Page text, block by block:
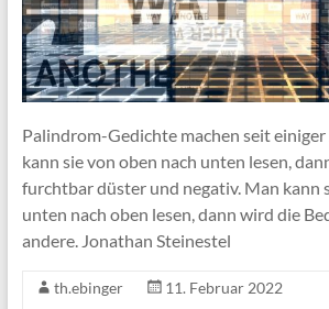
Palindrom-Gedichte machen seit
kann sie von oben nach unten lesen,
furchtbar düster und negativ. Man kann
unten nach oben lesen, dann wird die
andere. Jonathan Steinestel
th.ebinger
11. Februar 2022